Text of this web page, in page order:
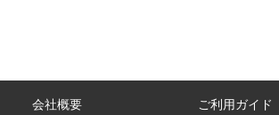
会社概要 ご利用ガイド